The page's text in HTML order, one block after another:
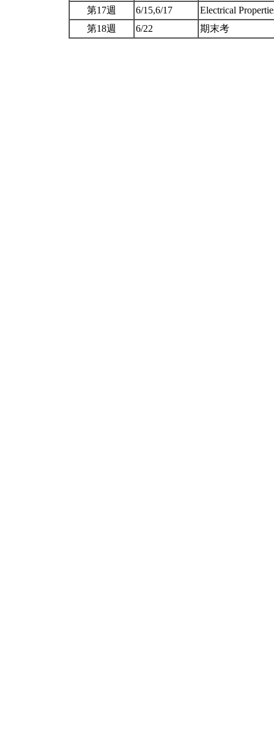
第17週 6/15,6/17
Electrical
第18週
6/22 期末考